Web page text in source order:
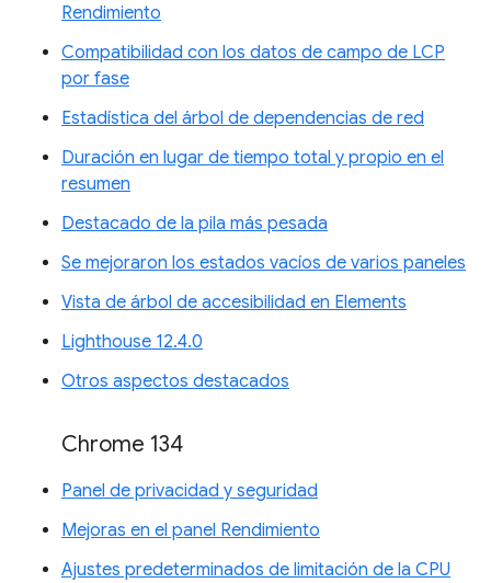
Rendimiento
Compatibilidad con los datos de campo de LCP
por fase
Estadística del árbol de dependencias de red
Duración en lugar de tiempo total y propio en el
resumen
Destacado de la pila más pesada
Se mejoraron los estados vacíos de varios paneles
Vista de árbol de accesibilidad en Elements
Lighthouse 12.4.0
Otros aspectos destacados
Chrome 134
Panel de privacidad y seguridad
Mejoras en el panel Rendimiento
Ajustes predeterminados de limitación de la CPU